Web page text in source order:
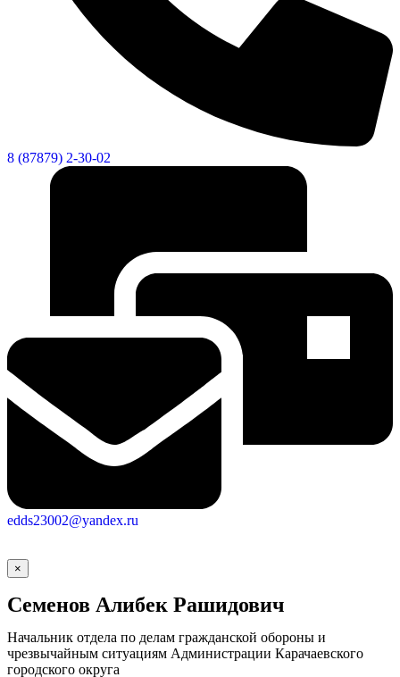
8 (87879) 2-30-02
edds23002@yandex.ru
×
Семенов Алибек Рашидович
Начальник отдела по делам гражданской обороны и
чрезвычайным ситуациям Администрации Карачаевского
городского округа